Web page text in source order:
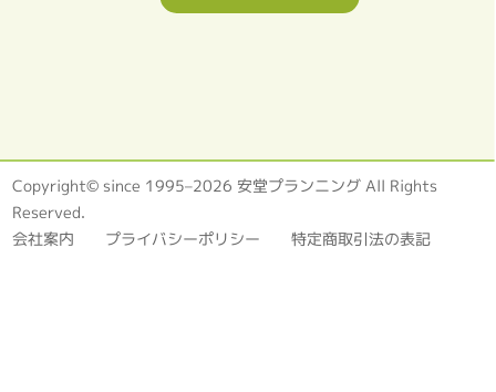
Copyright© since 1995–2026 安堂プランニング All Rights
Reserved.
会社案内 プライバシーポリシー 特定商取引法の表記